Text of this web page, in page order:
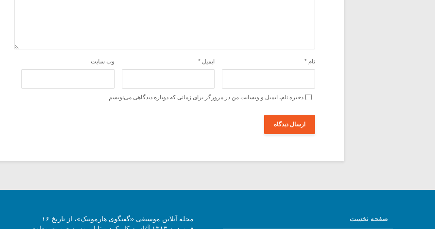
نام * ایمیل * وب‌ سایت
ذخیره نام، ایمیل و وبسایت من در مرورگر برای زمانی که دوباره دیدگاهی می‌نویسم.
صفحه نخست
مجله آنلاین موسیقی «گفتگوی هارمونیک»، از تاریخ ۱۶